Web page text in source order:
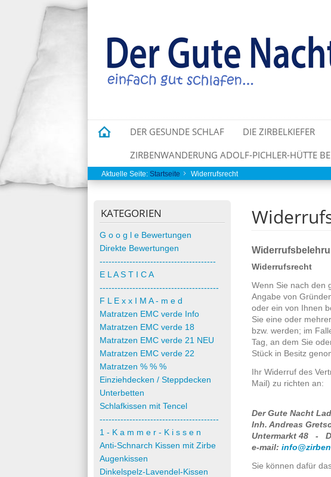
DER GESUNDE SCHLAF DIE ZIRBELKIEFER
ZIRBENWANDERUNG ADOLF-PICHLER-HÜTTE
Aktuelle Seite: Startseite Widerrufsrecht
KATEGORIEN
G o o g l e Bewertungen
Direkte Bewertungen
---------------------------------------
E L A S T I C A
----------------------------------------
F L E x x I M A - m e d
Matratzen EMC verde Info
Matratzen EMC verde 18
Matratzen EMC verde 21 NEU
Matratzen EMC verde 22
Matratzen % % %
Einziehdecken / Steppdecken
Unterbetten
Schlafkissen mit Tencel
----------------------------------------
1 - K a m m e r - K i s s e n
Anti-Schnarch Kissen mit Zirbe
Augenkissen
Dinkelspelz-Lavendel-Kissen
Widerrufsrecht
Wenn Sie nach den
Angabe von
oder ein von Ihnen
Sie eine oder
bzw. werden; im
Tag, an dem Sie
Stück in Besitz
Ihr Widerruf des
Mail) zu richten an:
Der Gute Nacht
Inh. Andreas
Untermarkt 48 - D
e-mail:
Sie können dafür